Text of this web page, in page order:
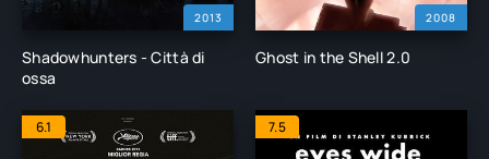
2013
Shadowhunters - Città di
ossa
2008
Ghost in the Shell 2.0
6.1 7.5